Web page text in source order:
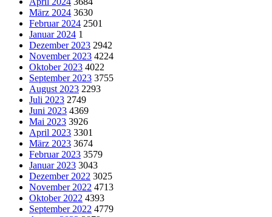
März 2024 3630
Februar 2024 2501
Januar 2024 1
Dezember 2023 2942
November 2023 4224
Oktober 2023 4022
September 2023 3755
August 2023 2293
Juli 2023 2749
Juni 2023 4369
Mai 2023 3926
April 2023 3301
März 2023 3674
Februar 2023 3579
Januar 2023 3043
Dezember 2022 3025
November 2022 4713
Oktober 2022 4393
September 2022 4779